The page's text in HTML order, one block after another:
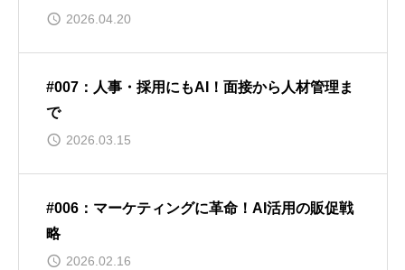
2026.04.20
#007：人事・採用にもAI！面接から人材管理ま
で
2026.03.15
#006：マーケティングに革命！AI活用の販促戦
略
2026.02.16